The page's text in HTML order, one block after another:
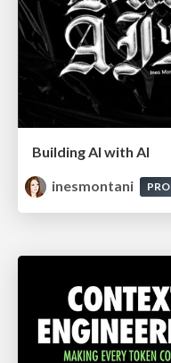
Building AI with AI
inesmontani
PRO